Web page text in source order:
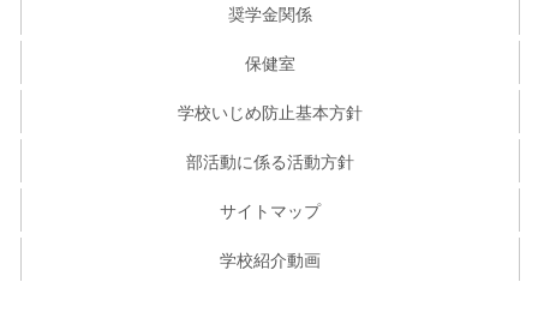
奨学金関係
保健室
学校いじめ防止基本方針
部活動に係る活動方針
サイトマップ
学校紹介動画